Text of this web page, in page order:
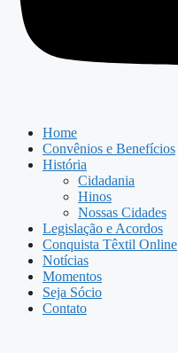
Home
Convênios e Benefícios
História
Cidadania
Hinos
Nossas Cidades
Legislação e Acordos
Conquista Têxtil Online
Notícias
Momentos
Seja Sócio
Contato